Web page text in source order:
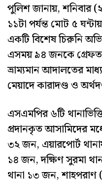
পুলিশ জানায়, শনিবার
১১টা পর্যন্ত মোট ৫
একটি বিশেষ চিরুনি
এসময় ৯৪ জনকে
ভ্রাম্যমান আদালতের
মেয়াদে কারাদণ্ড ও
এসএমপির ৬টি
প্রদানকৃত আসামিদের
৩২ জন, এয়ারপোর্ট
১৪ জন, দক্ষিণ সুরমা
থানা ১৩ জন, শাহপরাণ